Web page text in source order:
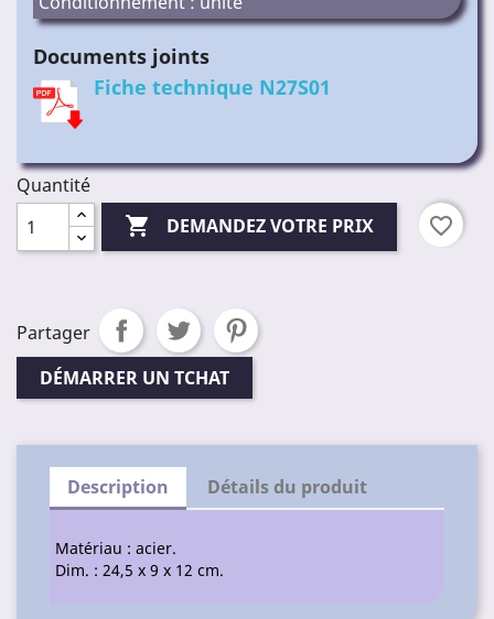
Documents joints
Fiche technique N27S01
Quantité
 DEMANDEZ VOTRE PRIX favorite_border
Partager
DÉMARRER UN TCHAT
Description Détails du produit
Matériau : acier.
Dim. : 24,5 x 9 x 12 cm.